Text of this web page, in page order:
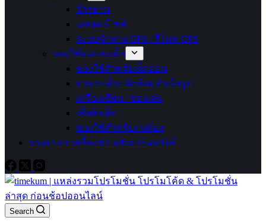
จักรยาน
มอเตอร์ไซค์
ระบบนำทาง GPS / รีโมท GPS
ของใช้แม่และเด็ก
ของใช้สำหรับเด็กอ่อน
อาหารเด็ก / ผ้าอ้อมสำเร็จรูป
เครื่องเขียน / ของเล่น
เสื้อผ้าเด็ก
ของใช้สำหรับคนท้อง
รวมประกาศซื้อ-เช่า อสังหาริมทรัพย์
Search